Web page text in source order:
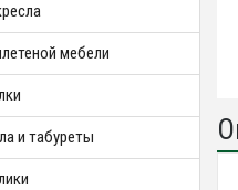
мебели
и табуреты